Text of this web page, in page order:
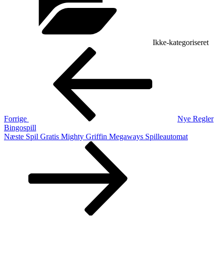
Ikke-kategoriseret
Indlægsnavigation
Forrige
Nye Regler
Bingospill
Næste
Næste Spil Gratis Mighty Griffin Megaways Spilleautomat